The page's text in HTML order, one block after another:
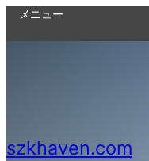
メニュー
szkhaven.com